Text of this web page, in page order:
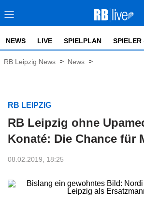
NEWS LIVE SPIELPLAN SPIELER
RB Leipzig News > News >
RB LEIPZIG
RB Leipzig ohne
Konaté: Die Chance für
08.02.2019, 18:25